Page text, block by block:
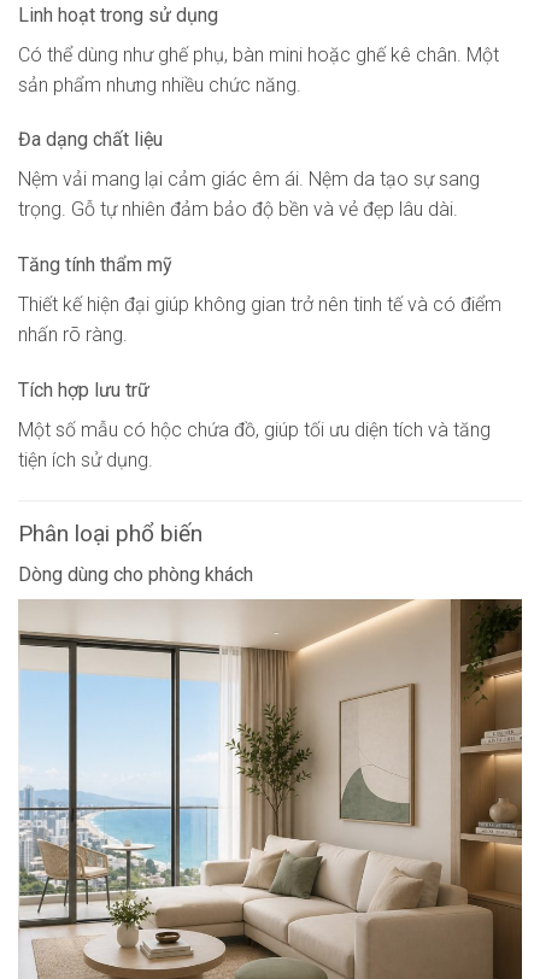
Linh hoạt trong sử dụng
Có thể dùng như ghế phụ, bàn mini hoặc ghế kê chân. Một
sản phẩm nhưng nhiều chức năng.
Đa dạng chất liệu
Nệm vải mang lại cảm giác êm ái. Nệm da tạo sự sang
trọng. Gỗ tự nhiên đảm bảo độ bền và vẻ đẹp lâu dài.
Tăng tính thẩm mỹ
Thiết kế hiện đại giúp không gian trở nên tinh tế và có điểm
nhấn rõ ràng.
Tích hợp lưu trữ
Một số mẫu có hộc chứa đồ, giúp tối ưu diện tích và tăng
tiện ích sử dụng.
Phân loại phổ biến
Dòng dùng cho phòng khách